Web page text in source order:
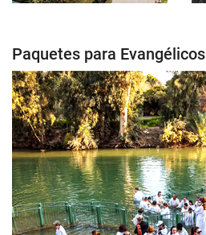
Paquetes para Evangélicos